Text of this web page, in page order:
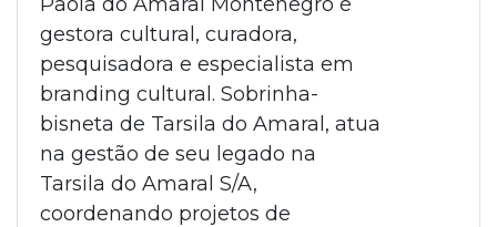
gestora cultural, curadora,
pesquisadora e especialista em
branding cultural. Sobrinha-
bisneta de Tarsila do Amaral, atua
na gestão de seu legado na
Tarsila do Amaral S/A,
coordenando projetos de